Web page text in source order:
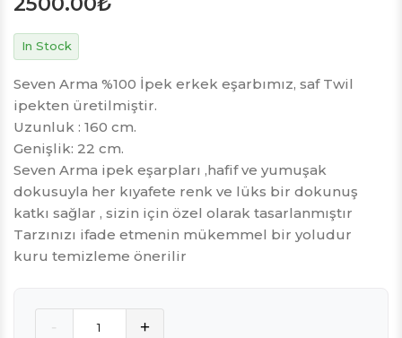
In Stock
Seven Arma %100 İpek erkek eşarbımız, saf Twil
ipekten üretilmiştir.
Uzunluk : 160 cm.
Genişlik: 22 cm.
Seven Arma ipek eşarpları ,hafif ve yumuşak
dokusuyla her kıyafete renk ve lüks bir dokunuş
katkı sağlar , sizin için özel olarak tasarlanmıştır
Tarzınızı ifade etmenin mükemmel bir yoludur
kuru temizleme önerilir
- +